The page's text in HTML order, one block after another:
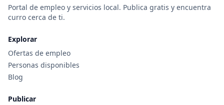
Portal de empleo y servicios local. Publica gratis y encuentra
curro cerca de ti.
Explorar
Ofertas de empleo
Personas disponibles
Blog
Publicar